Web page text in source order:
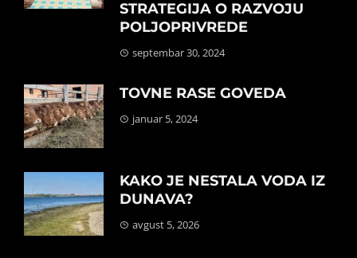
STRATEGIJA O RAZVOJU
POLJOPRIVREDE
septembar 30, 2024
TOVNE RASE GOVEDA
januar 5, 2024
KAKO JE NESTALA VODA IZ
DUNAVA?
avgust 5, 2026